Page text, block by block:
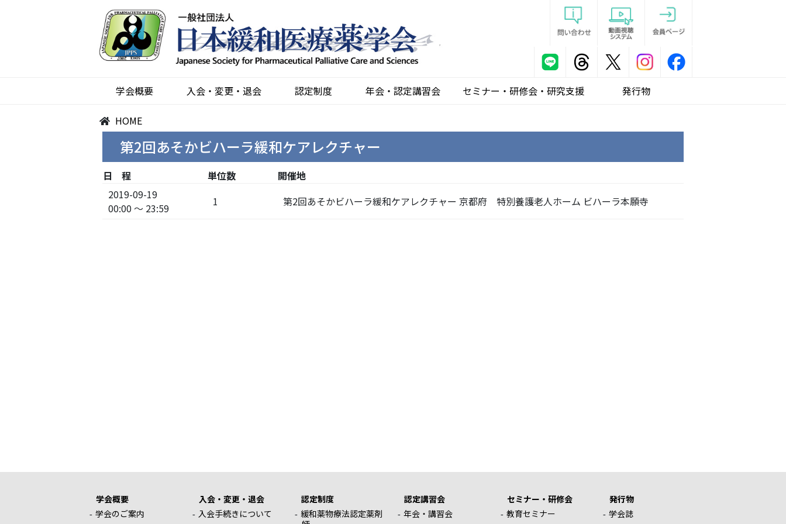
学会概要 入会・変更・退会 認定制度 年会・認定講習会 セミナー・研修会・研究支援 発行物
HOME
第2回あそかビハーラ緩和ケアレクチャー
日 程 単位数
開催地
2019-09-19
00:00 ～ 23:59
1 第2回あそかビハーラ緩和ケアレクチャー 京都府 特別養護老人ホーム ビハーラ本願寺
学会概要
学会のご案内
入会・変更・退会
入会手続きについて
認定制度
緩和薬物療法認定薬剤
認定講習会
年会・講習会
セミナー・研修会
教育セミナー
発行物
学会誌